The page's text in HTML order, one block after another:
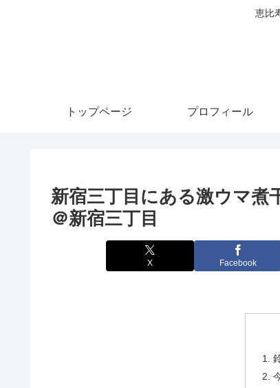
恵比
トップページ プロフィール
新宿三丁目にある激ウマ煮
＠新宿三丁目
X Facebook